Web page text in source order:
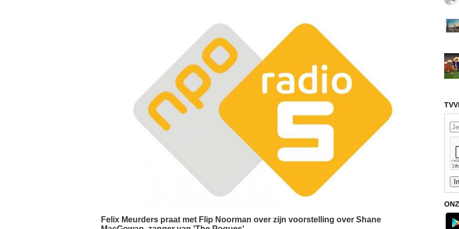
Felix Meurders praat met Flip Noorman over zijn voorstelling over Shane